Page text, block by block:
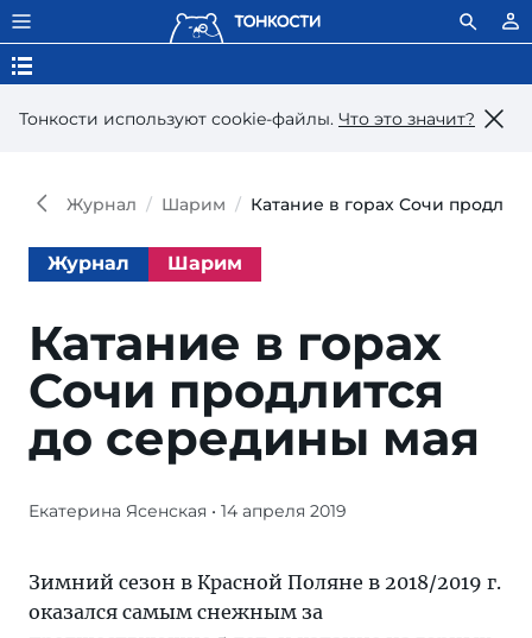
Тонкости используют сookie-файлы. Что это значит?
Журнал Шарим Катание в горах Сочи
Журнал Шарим
Катание в горах
Сочи продлится
до середины мая
Зимний
в
Красной
Поляне
Екатерина Ясенская • 14 апреля 2019
Зимний сезон в Красной Поляне в 2018/2019 г.
оказался самым снежным за